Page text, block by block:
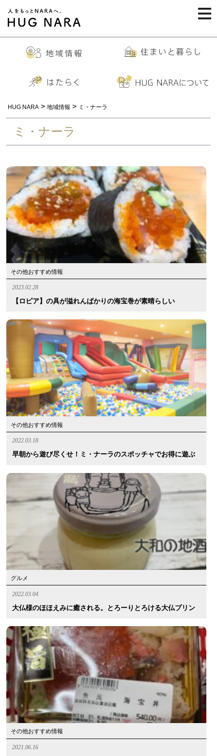
HUG NARA > 地域情報 > ミ・ナーラ
ミ・ナーラ
その他おすすめ情報
2023.02.28
【ロピア】の具が溢れんばかりの海宝巻が素晴らしい
その他おすすめ情報
2022.03.18
早朝から遊び尽くせ！ミ・ナーラのスポッチャでお得に遊ぶ
グルメ
2022.03.04
大仏様のほほえみに癒される。とろーりとろける大仏プリン
その他おすすめ情報
2021.06.16